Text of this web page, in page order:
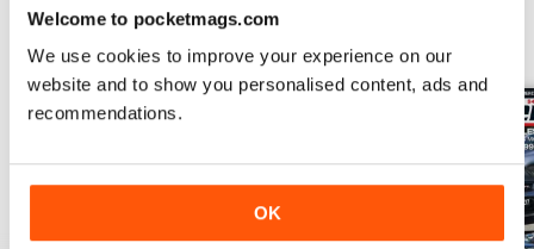
Welcome to pocketmags.com
We use cookies to improve your experience on our
website and to show you personalised content, ads and
recommendations.
OK